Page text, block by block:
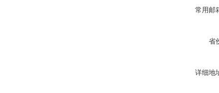
常用邮
省
详细地